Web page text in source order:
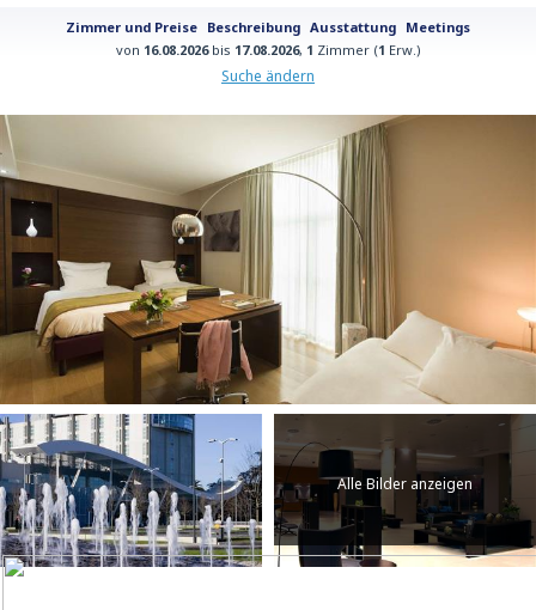
Zimmer und Preise Beschreibung Ausstattung Meetings
von 16.08.2026bis 17.08.2026, 1 Zimmer (1 Erw.)
Suche ändern
Alle Bilder anzeigen